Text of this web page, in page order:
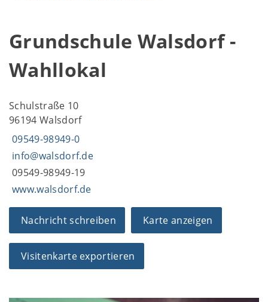
Grundschule Walsdorf -
Wahllokal
Schulstraße 10
96194 Walsdorf
09549-98949-0
info@walsdorf.de
09549-98949-19
www.walsdorf.de
Nachricht schreiben Karte anzeigen
Visitenkarte exportieren